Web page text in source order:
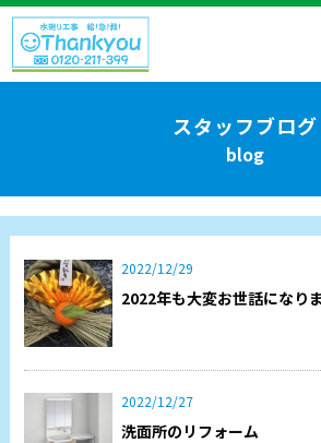
スタッフブログ
blog
2022/12/29
2022年も大変お世話になりま
2022/12/27
洗面所のリフォーム